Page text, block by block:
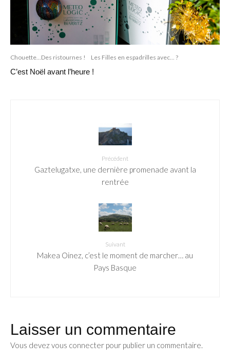
Chouette...Des ristournes ! Les Filles en espadrilles avec... ?
C’est Noël avant l’heure !
Précédent
Gaztelugatxe, une dernière promenade avant la
rentrée
Suivant
Makea Oinez, c’est le moment de marcher… au
Pays Basque
Laisser un commentaire
Vous devez vous connecter pour publier un commentaire.